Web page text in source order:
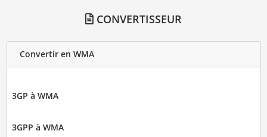
CONVERTISSEUR
Convertir en WMA
3GP à WMA
3GPP à WMA